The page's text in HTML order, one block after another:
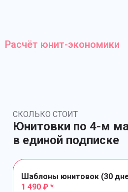
Расчёт юнит-экономики
Юнитовки по 4-м
в единой подписке
СКОЛЬКО СТОИТ
Шаблоны юнитовок (30
1 490 ₽ *